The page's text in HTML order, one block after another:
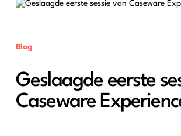
Blog
Geslaagde eerste
Caseware